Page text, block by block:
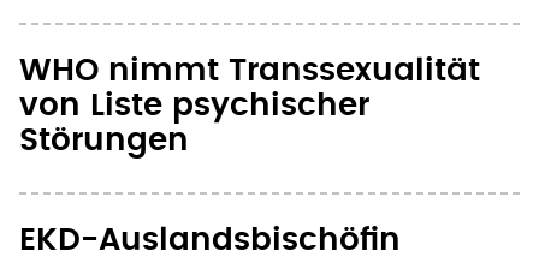
WHO nimmt Transsexualität
von Liste psychischer
Störungen
EKD-Auslandsbischöfin